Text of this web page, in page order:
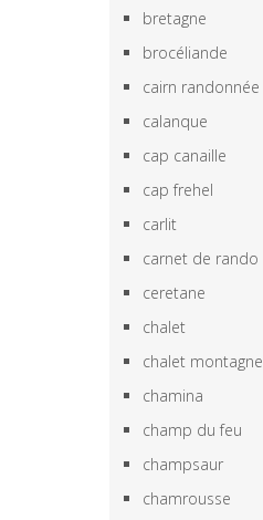
bretagne
brocéliande
cairn randonnée
calanque
cap canaille
cap frehel
carlit
carnet de rando
ceretane
chalet
chalet montagne
chamina
champ du feu
champsaur
chamrousse